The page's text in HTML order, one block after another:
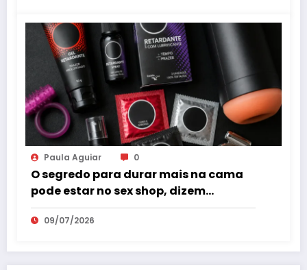
Paula Aguiar 0
O segredo para durar mais na cama
pode estar no sex shop, dizem
especialistas em saúde sexual
09/07/2026